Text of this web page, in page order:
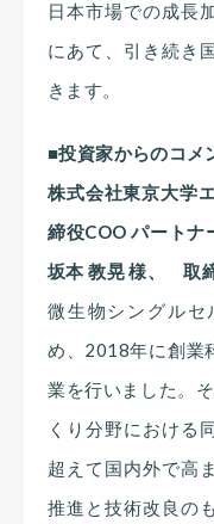
日本市場での成長
にあて、引き続き
きます。
■投資家からのコメ
株式会社東京大学
締役COO パート
坂本 教晃 様、 取
微生物シングルセ
め、2018年に創業
業を行いました。
くり分野における
超えて国内外で高
推進と技術改良の